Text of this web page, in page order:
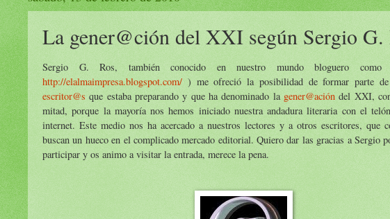
La gener@ción del XXI según Sergio G.
Sergio G. Ros, también conocido en nuestro mundo bloguero como
http://elalmaimpresa.blogspot.com/ ) me ofreció la posibilidad de formar parte
escritor@s que estaba preparando y que ha denominado la gener@ación del XXI,
mitad, porque la mayoría nos hemos iniciado nuestra andadura literaria con el
internet. Este medio nos ha acercado a nuestros lectores y a otros escritores, que
buscan un hueco en el complicado mercado editorial. Quiero dar las gracias a Sergio
participar y os animo a visitar la entrada, merece la pena.